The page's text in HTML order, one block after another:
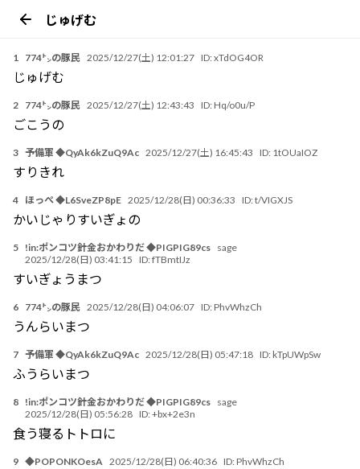
じゅげむ
1 774㌧の豚民 2025/12/27(土) 12:01:27 ID:xTdOG4OR
じゅげむ
2 774㌧の豚民 2025/12/27(土) 12:43:43 ID: Hq/o0u/P
ごこうの
3 予備軍 ◆QyAk6kZuQ9Ac 2025/12/27(土) 16:45:43 ID: 1tOUaIOZ
すりきれ
4 ほっぺ ◆L6SveZP8pE 2025/12/28(日) 00:36:33 ID:t/VIGXJS
かいじゃりすいぎょの
5 !in:ポンコツ針金おかわりだ ◆PIGPIG89cs sage
2025/12/28(日) 03:41:15
ID:fTBmtIJz
すいぎょうまつ
6 774㌧の豚民 2025/12/28(日) 04:06:07 ID: PhvWhzCh
うんらいまつ
7 予備軍 ◆QyAk6kZuQ9Ac 2025/12/28(日) 05:47:18 ID: kTpUWpSw
ふうらいまつ
8 !in:ポンコツ針金おかわりだ ◆PIGPIG89cs sage
2025/12/28(日) 05:56:28 ID:+bx+2e3n
食う寝るトトロに
9 ◆POPONKOesA 2025/12/28(日) 06:40:36 ID: PhvWhzCh